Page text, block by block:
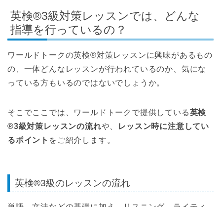
英検®3級対策レッスンでは、どんな
指導を行っているの？
ワールドトークの英検®対策レッスンに興味があるもの
の、一体どんなレッスンが行われているのか、気にな
っている方もいるのではないでしょうか。
そこでここでは、ワールドトークで提供している英検
®3級対策レッスンの流れや、
レッスン時に注意してい
るポイント をご紹介します。
英検®3級のレッスンの流れ